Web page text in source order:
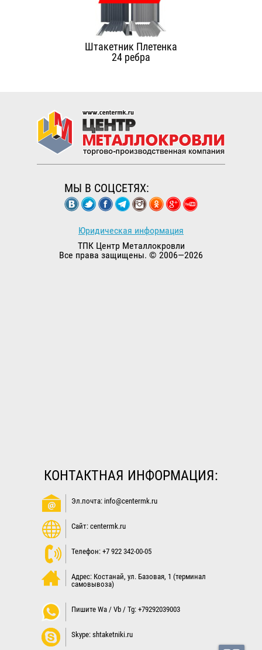
Штакетник Плетенка
24 ребра
МЫ В СОЦСЕТЯХ:
Юридическая информация
ТПК Центр Металлокровли
Все права защищены. © 2006—2026
КОНТАКТНАЯ ИНФОРМАЦИЯ:
Эл.почта: info@centermk.ru
Сайт: centermk.ru
Телефон: +7 922 342-00-05
Адрес: Костанай, ул. Базовая, 1 (терминал
самовывоза)
Пишите Wa / Vb / Tg: +79292039003
Skype: shtaketniki.ru